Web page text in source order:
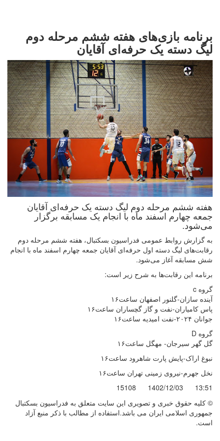
برنامه بازی‌های هفته ششم مرحله دوم
لیگ دسته یک حرفه‌ای آقایان
هفته ششم مرحله دوم لیگ دسته یک حرفه‌ای آقایان
جمعه چهارم اسفند ماه با انجام یک مسابقه برگزار
می‌شود.
به گزارش روابط عمومی فدراسیون بسکتبال، هفته ششم مرحله دوم
رقابت‌های لیگ دسته اول حرفه‌ای آقایان جمعه چهارم اسفند ماه با انجام
شش مسابقه آغاز می‌شود.
برنامه این رقابت‌ها به شرح زیر است:
گروه c
آینده سازان-گلنور اصفهان ساعت۱۶
پاس کامیاران-نفت و گاز گچساران ساعت۱۶
جوانان ۲۰۲۴-نفت امیدیه ساعت۱۶
گروه D
گل گهر سیرجان- مهگل ساعت۱۶
نبوغ اراک-پایش پارت شاهرود ساعت۱۶
نخل جهرم-نیروی زمینی تهران ساعت۱۶
13:51
1402/12/03
15108
© کليه حقوق خبری و تصويری اين سايت متعلق به فدراسیون بسکتبال
جمهوری اسلامی ایران می باشد.استفاده از مطالب با ذكر منبع آزاد
است.